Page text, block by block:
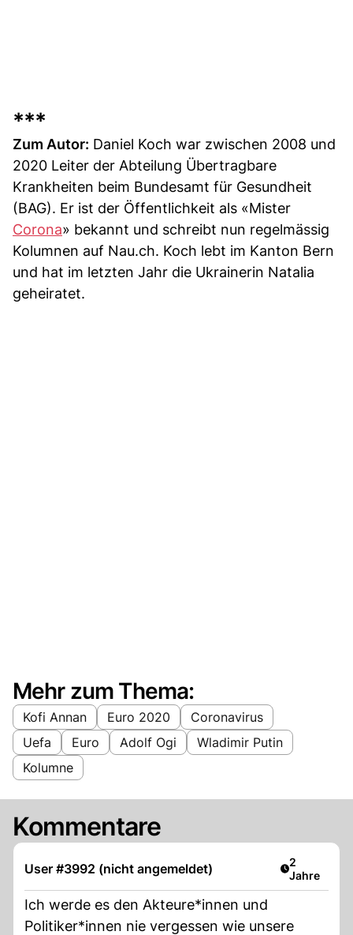
***
Zum Autor: Daniel Koch war zwischen 2008 und
2020 Leiter der Abteilung Übertragbare
Krankheiten beim Bundesamt für Gesundheit
(BAG). Er ist der Öffentlichkeit als «Mister
Corona» bekannt und schreibt nun regelmässig
Kolumnen auf Nau.ch. Koch lebt im Kanton Bern
und hat im letzten Jahr die Ukrainerin Natalia
geheiratet.
Mehr zum Thema:
Kofi Annan Euro 2020
Coronavirus
Uefa
Euro Adolf Ogi
Wladimir Putin
Kolumne
Kommentare
User #3992 (nicht angemeldet) Artikel
2
Jahre
Ich werde es den Akteure*innen und
Politiker*innen nie vergessen wie unsere